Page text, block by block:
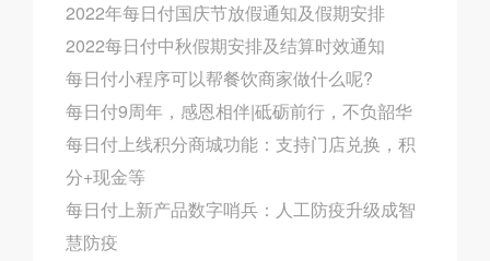
2022年每日付国庆节放假通知及假期安排
2022每日付中秋假期安排及结算时效通知
每日付小程序可以帮餐饮商家做什么呢?
每日付9周年，感恩相伴|砥砺前行，不负韶华
每日付上线积分商城功能：支持门店兑换，积
分+现金等
每日付上新产品数字哨兵：人工防疫升级成智
慧防疫